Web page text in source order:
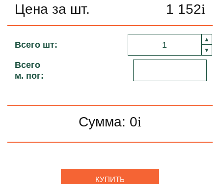
Цена за шт. 1 152i
Всего шт:
Всего
м. пог:
Сумма: 0i
КУПИТЬ